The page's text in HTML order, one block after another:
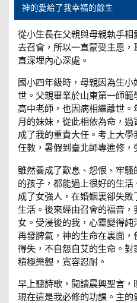
神的愛給了我幸福的餘生
從小生長在父親與母親執手
去召會，所以一直蒙受主恩
直深埋內心深處。
國小四年級時，母親因為生
世。父親畢業於山東第一師
高中老師，也因病相繼離世
月的妹妹，從此相依為命，
成了我的重責大任。考上大學
任教，暑假到臺北師專進修，
雖然養成了歎息、怨恨、牢
的孩子，都能過上很好的生
成了女強人，在婚姻裏卻失
生活。後來經由召會的福音
女。受浸後的我，心靈變得
再發脾氣，神的生命在裏面
得失，不自怨自艾的生命。
積極樂觀，寬容忍耐。
早上聽詩歌，閱讀晨興聖言，
現在這是我必修的功課。主